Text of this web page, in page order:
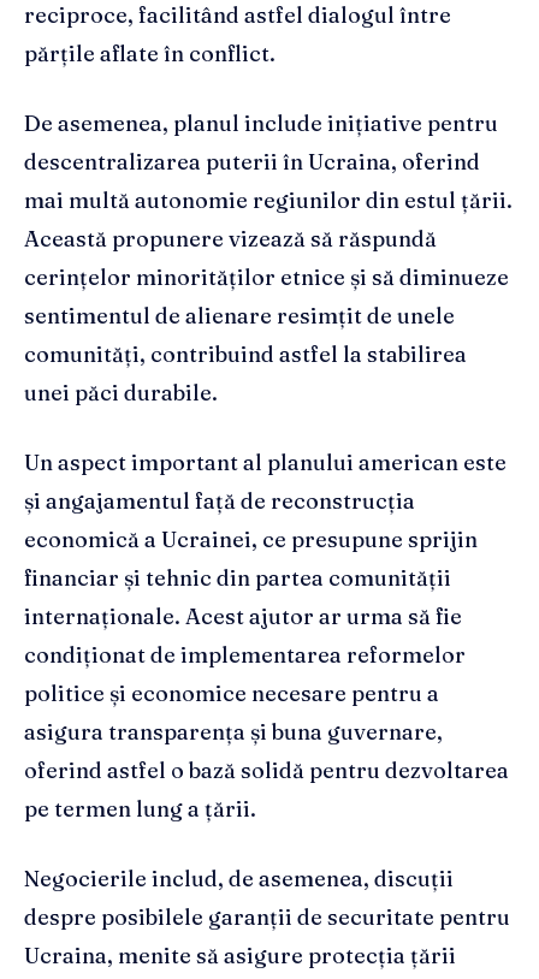
reciproce, facilitând astfel dialogul între
părțile aflate în conflict.
De asemenea, planul include inițiative pentru
descentralizarea puterii în Ucraina, oferind
mai multă autonomie regiunilor din estul țării.
Această propunere vizează să răspundă
cerințelor minorităților etnice și să diminueze
sentimentul de alienare resimțit de unele
comunități, contribuind astfel la stabilirea
unei păci durabile.
Un aspect important al planului american este
și angajamentul față de reconstrucția
economică a Ucrainei, ce presupune sprijin
financiar și tehnic din partea comunității
internaționale. Acest ajutor ar urma să fie
condiționat de implementarea reformelor
politice și economice necesare pentru a
asigura transparența și buna guvernare,
oferind astfel o bază solidă pentru dezvoltarea
pe termen lung a țării.
Negocierile includ, de asemenea, discuții
despre posibilele garanții de securitate pentru
Ucraina, menite să asigure protecția țării